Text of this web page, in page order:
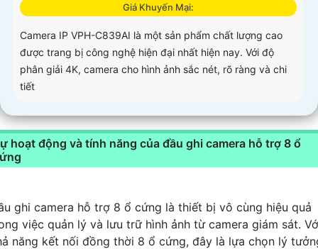
Giá Khuyến Mại:
Camera IP VPH-C839AI là một sản phẩm chất lượng cao
được trang bị công nghệ hiện đại nhất hiện nay. Với độ
phân giải 4K, camera cho hình ảnh sắc nét, rõ ràng và chi
tiết
hoạt động và tính năng của đầu ghi camera hỗ trợ 8 ổ
ghi camera hỗ trợ 8 ổ cứng là thiết bị vô cùng hiệu quả
việc quản lý và lưu trữ hình ảnh từ camera giám sát.
năng kết nối đồng thời 8 ổ cứng, đây là lựa chọn lý